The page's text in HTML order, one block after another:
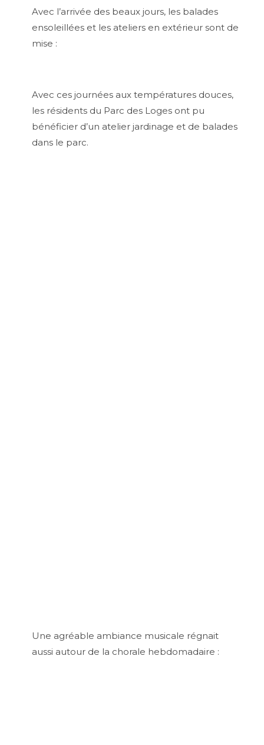
Avec l’arrivée des beaux jours, les balades
ensoleillées et les ateliers en extérieur sont de
mise :
Avec ces journées aux températures douces,
les résidents du Parc des Loges ont pu
bénéficier d’un atelier jardinage et de balades
dans le parc.
Une agréable ambiance musicale régnait
aussi autour de la chorale hebdomadaire :